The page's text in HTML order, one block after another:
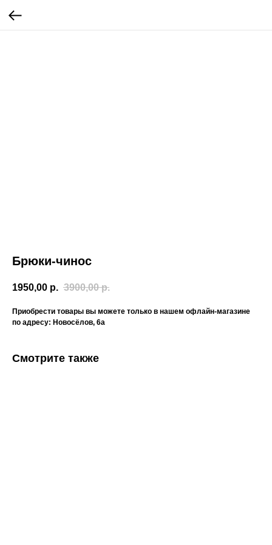
Брюки-чинос
1950,00 р. 3900,00 р.
Приобрести товары вы можете только в нашем офлайн-магазине
по адресу: Новосёлов, 6а
Смотрите также